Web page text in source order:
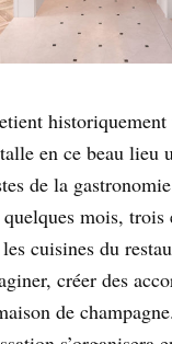
historiquement
en ce beau lieu
de la
mois, trois
cuisines du
créer des
de